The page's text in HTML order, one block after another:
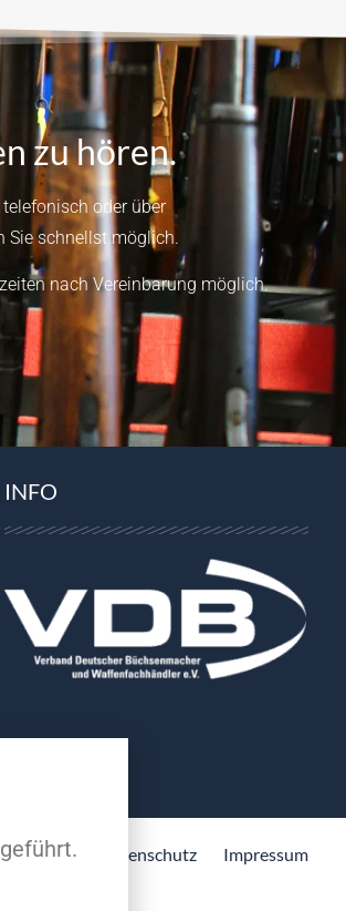
zu hören.
oder über
Sie schnellst möglich.
nach Vereinbarung möglich.
INFO
Datenschutz Impressum